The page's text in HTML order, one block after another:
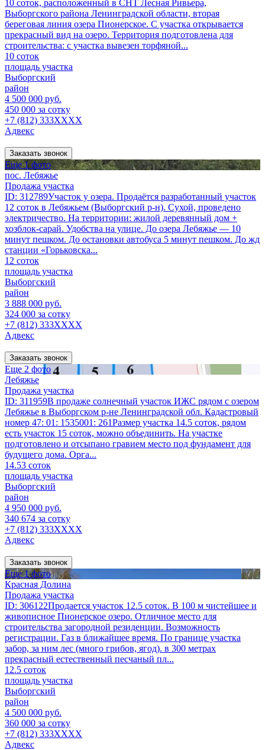
10 соток, расположенный в СНТ Лесная Ривьера,
Выборгского района Ленинградской области, вторая
береговая линия озера Пионерское. С участка открывается
прекрасный вид на озеро. Территория подготовлена для
строительства: с участка вывезен торфяной...
10 соток
площадь участка
Выборгский
район
4 500 000 руб.
450 000 за сотку
+7 (812) 333XXXX
Адвекс
Заказать звонок
Еще 1 фото
пос. Лебяжье
Продажа участка
ID: 312789Участок у озера. Продаётся разработанный участок
12 соток в Лебяжьем (Выборгский р-н). Сухой, проведено
электричество. На территории: жилой деревянный дом +
хозблок-сарай. Удобства на улице. До озера Лебяжье — 10
минут пешком. До остановки автобуса 5 минут пешком. До жд
станции «Горьковска...
12 соток
площадь участка
Выборгский
район
3 888 000 руб.
324 000 за сотку
+7 (812) 333XXXX
Адвекс
Заказать звонок
Еще 2 фото
Лебяжье
Продажа участка
ID: 311959В продаже солнечный участок ИЖС рядом с озером
Лебяжье в Выборгском р-не Ленинградской обл. Кадастровый
номер 47: 01: 1535001: 261Размер участка 14.5 соток, рядом
есть участок 15 соток, можно объединить. На участке
подготовлено и отсыпано гравием место под фундамент для
будущего дома. Орга...
14.53 соток
площадь участка
Выборгский
район
4 950 000 руб.
340 674 за сотку
+7 (812) 333XXXX
Адвекс
Заказать звонок
Еще 1 фото
Красная Долина
Продажа участка
ID: 306122Продается участок 12.5 соток. В 100 м чистейшее и
живописное Пионерское озеро. Отличное место для
строительства загородной резиденции. Возможность
регистрации. Газ в ближайшее время. По границе участка
забор, за ним лес (много грибов, ягод). в 300 метрах
прекрасный естественный песчаный пл...
12.5 соток
площадь участка
Выборгский
район
4 500 000 руб.
360 000 за сотку
+7 (812) 333XXXX
Адвекс